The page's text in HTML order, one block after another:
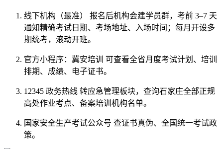
线下机构（最准）
报名后机构会建学员群，考前 3–7 天
通知精确考试日期、考场地址、入场时间 ；每月开设多
期统考，滚动开班。
官方小程序：冀安培训
可查看全省月度考试计划、培训
排期、成绩、电子证书。
12345 政务热线 转应急管理板块，查询石家庄全部正规
高处作业考点、备案培训机构名单。
国家安全生产考试公众号 查证书真伪、全国统一考试政
策。